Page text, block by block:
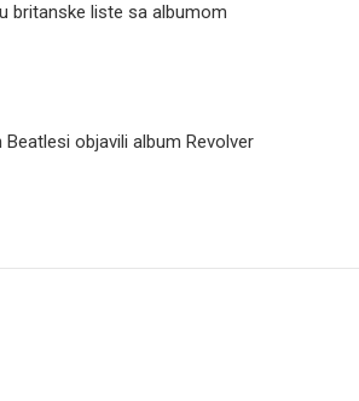
britanske liste sa albumom
Beatlesi objavili album Revolver